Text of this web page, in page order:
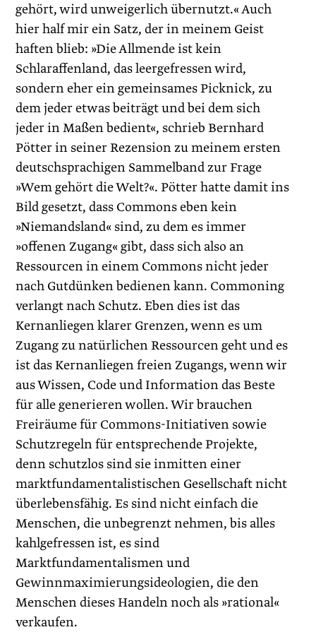
gehört, wird unweigerlich übernutzt.« Auch
hier half mir ein Satz, der in meinem Geist
haften blieb: »Die Allmende ist kein
Schlaraffenland, das leergefressen wird,
sondern eher ein gemeinsames Picknick, zu
dem jeder etwas beiträgt und bei dem sich
jeder in Maßen bedient«, schrieb Bernhard
Pötter in seiner Rezension zu meinem ersten
deutschsprachigen Sammelband zur Frage
»Wem gehört die Welt?«. Pötter hatte damit ins
Bild gesetzt, dass Commons eben kein
»Niemandsland« sind, zu dem es immer
»offenen Zugang« gibt, dass sich also an
Ressourcen in einem Commons nicht jeder
nach Gutdünken bedienen kann. Commoning
verlangt nach Schutz. Eben dies ist das
Kernanliegen klarer Grenzen, wenn es um
Zugang zu natürlichen Ressourcen geht und es
ist das Kernanliegen freien Zugangs, wenn wir
aus Wissen, Code und Information das Beste
für alle generieren wollen. Wir brauchen
Freiräume für Commons-Initiativen sowie
Schutzregeln für entsprechende Projekte,
denn schutzlos sind sie inmitten einer
marktfundamentalistischen Gesellschaft nicht
überlebensfähig. Es sind nicht einfach die
Menschen, die unbegrenzt nehmen, bis alles
kahlgefressen ist, es sind
Marktfundamentalismen und
Gewinnmaximierungsideologien, die den
Menschen dieses Handeln noch als »rational«
verkaufen.